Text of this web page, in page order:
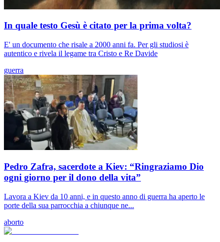
In quale testo Gesù è citato per la prima volta?
E' un documento che risale a 2000 anni fa. Per gli studiosi è
autentico e rivela il legame tra Cristo e Re Davide
guerra
Pedro Zafra, sacerdote a Kiev: “Ringraziamo Dio
ogni giorno per il dono della vita”
Lavora a Kiev da 10 anni, e in questo anno di guerra ha aperto le
porte della sua parrocchia a chiunque ne...
aborto